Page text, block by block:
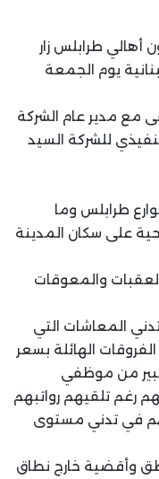
أهالي طرابلس زار
يوم الجمعة
مع مدير عام الشركة
للشركة السيد
طرابلس وما
على سكان المدينة
والمعوقات
المعاشات التي
الهائلة بسعر
من موظفي
رغم تلقيهم رواتبهم
في تدني مستوى
وأقضية خارج نطاق